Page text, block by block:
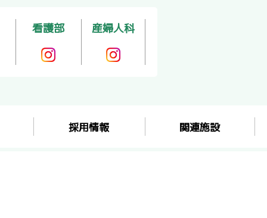
看護部 産婦人科
採用情報 関連施設